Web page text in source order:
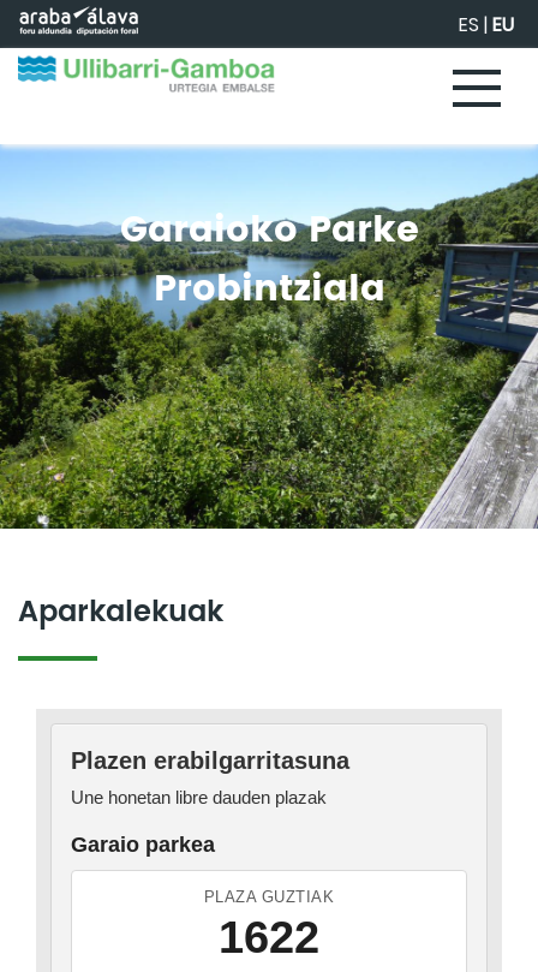
Eduki nagusira joan ES |EU
Garaioko Parke
Probintziala
Aparkalekuak